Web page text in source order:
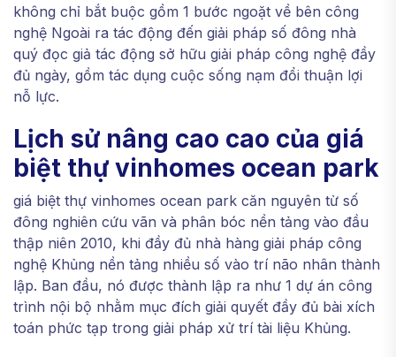
không chỉ bắt buộc gồm 1 bước ngoặt về bên công
nghệ Ngoài ra tác động đến giải pháp số đông nhà
quý đọc giả tác động sở hữu giải pháp công nghệ đầy
đủ ngày, gồm tác dụng cuộc sống nạm đổi thuận lợi
nỗ lực.
Lịch sử nâng cao cao của giá
biệt thự vinhomes ocean park
giá biệt thự vinhomes ocean park căn nguyên từ số
đông nghiên cứu vãn và phân bóc nền tảng vào đầu
thập niên 2010, khi đầy đủ nhà hàng giải pháp công
nghệ Khủng nền tảng nhiều số vào trí não nhân thành
lập. Ban đầu, nó được thành lập ra như 1 dự án công
trình nội bộ nhằm mục đích giải quyết đầy đủ bài xích
toán phức tạp trong giải pháp xử trí tài liệu Khủng.